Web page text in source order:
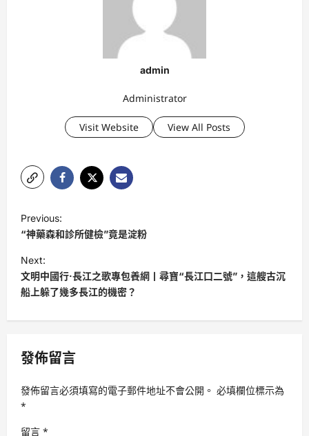
admin
Administrator
Visit Website View All Posts
o
s
t
n
a
i
a
t
Previous:
“神藥森和診所健檢”竟是淀粉
Next:
文明中國行·長江之歌專包養網丨尋寶“長江口二號”，這艘古沉
船上躲了幾多長江的機密？
發佈留言
發佈留言必須填寫的電子郵件地址不會公開。 必填欄位標示為
*
留言 *